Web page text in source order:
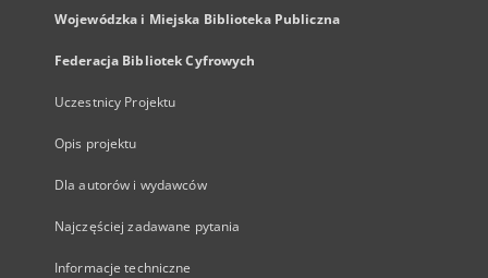
Wojewódzka i Miejska Biblioteka Publiczna
Federacja Bibliotek Cyfrowych
Uczestnicy Projektu
Opis projektu
Dla autorów i wydawców
Najczęściej zadawane pytania
Informacje techniczne